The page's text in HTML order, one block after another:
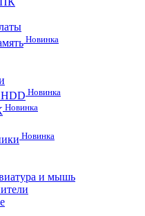
Новинка
Новинка
Новинка
Новинка
и мышь